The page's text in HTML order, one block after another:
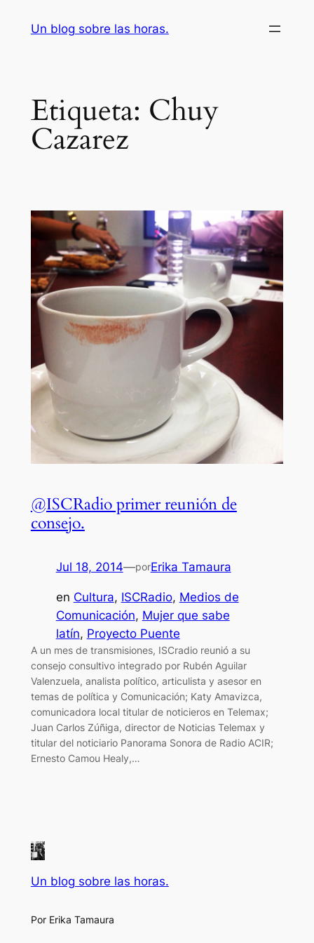
Un blog sobre las horas.
Etiqueta: Chuy
Cazarez
@ISCRadio primer reunión de
consejo.
Jul 18, 2014—porErika Tamaura
en Cultura, ISCRadio, Medios de
Comunicación, Mujer que sabe
latín, Proyecto Puente
A un mes de transmisiones, ISCradio reunió a su
consejo consultivo integrado por Rubén Aguilar
Valenzuela, analista político, articulista y asesor en
temas de política y Comunicación; Katy Amavizca,
comunicadora local titular de noticieros en Telemax;
Juan Carlos Zúñiga, director de Noticias Telemax y
titular del noticiario Panorama Sonora de Radio ACIR;
Ernesto Camou Healy,…
Un blog sobre las horas.
Por Erika Tamaura